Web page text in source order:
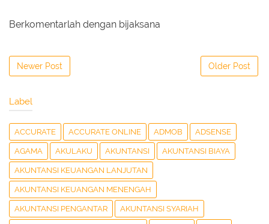
Berkomentarlah dengan bijaksana
Newer Post Older Post
Label
ACCURATE ACCURATE ONLINE ADMOB ADSENSE
AGAMA AKULAKU AKUNTANSI AKUNTANSI BIAYA
AKUNTANSI KEUANGAN LANJUTAN
AKUNTANSI KEUANGAN MENENGAH
AKUNTANSI PENGANTAR AKUNTANSI SYARIAH